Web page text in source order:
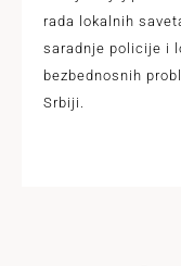
rada lokalnih
saradnje policije i
bezbednosnih
Srbiji.